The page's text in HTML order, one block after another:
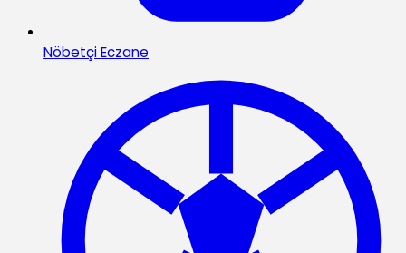
Nöbetçi Eczane